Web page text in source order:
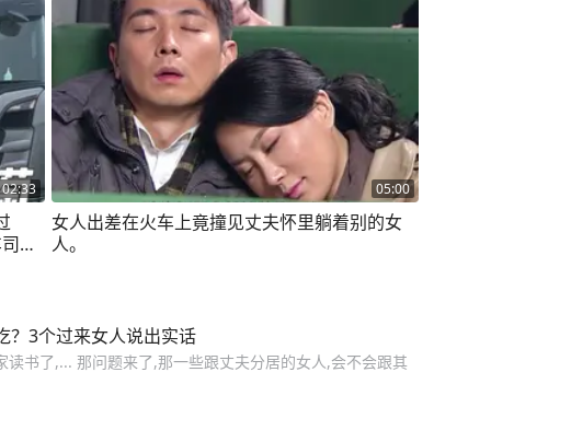
02:33
机
05:00
女人出差在火车上竟撞见丈夫怀里躺着别的女
人。
？3个过来女人说出实话
书了,... 那问题来了,那一些跟丈夫分居的女人,会不会跟其